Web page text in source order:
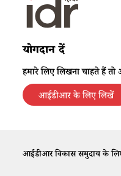
योगदान दें
हमारे लिए लिखना चाहते हैं
आईडीआर के लिए लिखें
आईडीआर विकास समुदाय के लिए